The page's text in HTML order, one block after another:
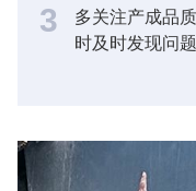
3
多关注产成品
时及时发现问题